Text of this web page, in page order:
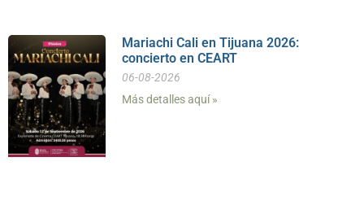
Mariachi Cali en Tijuana 2026:
concierto en CEART
06-08-2026
Más detalles aquí »